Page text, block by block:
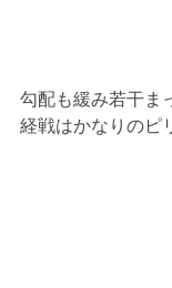
勾配も緩み若干ま
経戦はかなりのピ